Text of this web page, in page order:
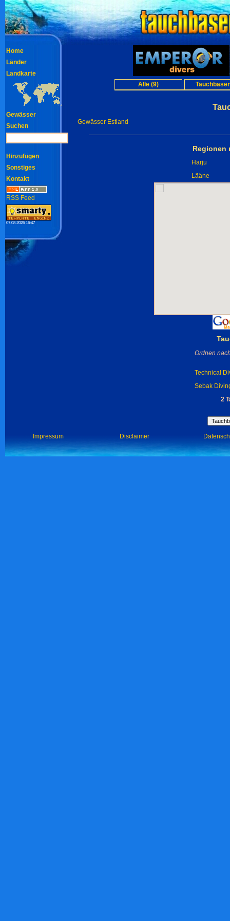
Alle (9)
Gewässer Estland
Regionen
Harju
Lääne
Ordnen
Technical
Sebak
2
Home
Länder
Landkarte
Gewässer
Suchen
Hinzufügen
Sonstiges
Kontakt
RSS Feed
07.08.2026 16:47
Impressum Disclaimer